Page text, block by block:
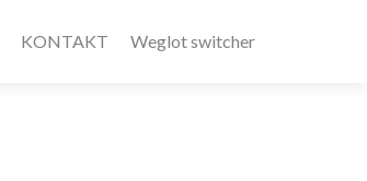
KONTAKT Weglot switcher